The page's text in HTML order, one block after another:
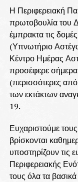
Η Περιφερειακή
πρωτοβουλία του
έμπρακτα τις
(Υπνωτήριο
Κέντρο Ημέρας
προσέφερε
(περισσότερες
των εκτάκτων
19.
Ευχαριστούμε
βρίσκονται
υποστηρίζουν τις
Περιφερειακής
τους όλα τα